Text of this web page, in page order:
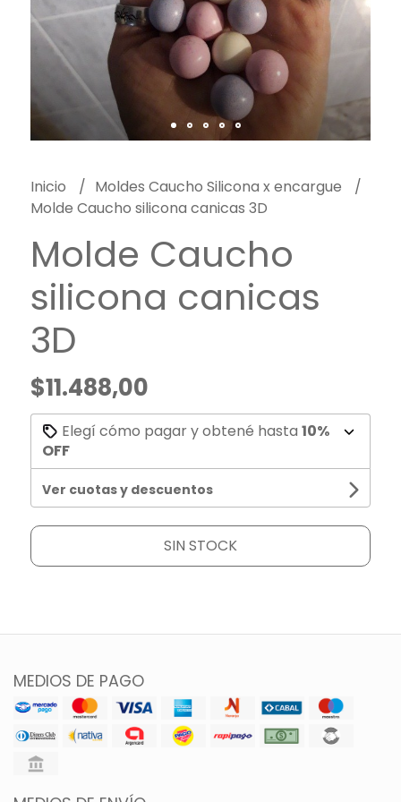
Inicio
Moldes Caucho Silicona x encargue
Molde Caucho silicona canicas 3D
Molde Caucho
silicona canicas
3D
$11.488,00
Elegí cómo pagar y obtené hasta 10%
OFF
Ver cuotas y descuentos
SIN STOCK
MEDIOS DE PAGO